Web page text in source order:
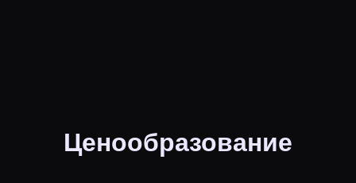
Ценообразование